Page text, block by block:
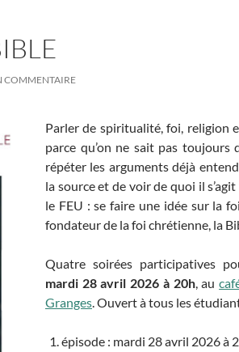
COMMENTAIRE
Parler de spiritualité, foi, religion
parce qu’on ne sait pas
répéter les arguments déjà
la source et de voir de quoi il
le FEU : se faire une idée sur la
fondateur de la foi chrétienne, la
Quatre soirées participatives
mardi 28 avril 2026 à 20h, au
Granges. Ouvert à tous les
épisode : mardi 28 avril 2026 à